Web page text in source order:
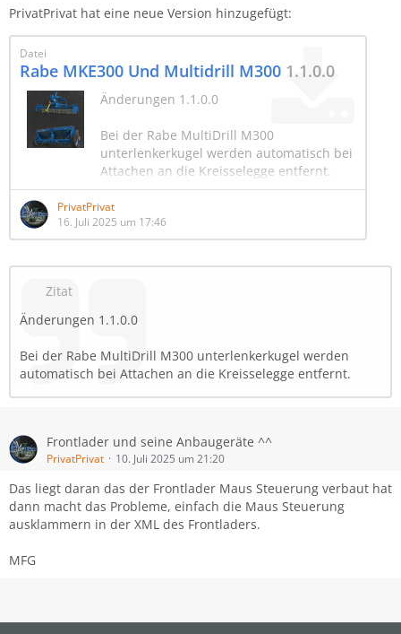
PrivatPrivat hat eine neue Version hinzugefügt:
Datei
Rabe MKE300 Und Multidrill M300 1.1.0.0
Änderungen 1.1.0.0
Bei der Rabe MultiDrill M300
unterlenkerkugel werden automatisch bei
Attachen an die Kreisselegge entfernt.
PrivatPrivat
16. Juli 2025 um 17:46
Zitat
Änderungen 1.1.0.0
Bei der Rabe MultiDrill M300 unterlenkerkugel werden
automatisch bei Attachen an die Kreisselegge entfernt.
Frontlader und seine Anbaugeräte ^^
PrivatPrivat 10. Juli 2025 um 21:20
Das liegt daran das der Frontlader Maus Steuerung verbaut hat
dann macht das Probleme, einfach die Maus Steuerung
ausklammern in der XML des Frontladers.
MFG